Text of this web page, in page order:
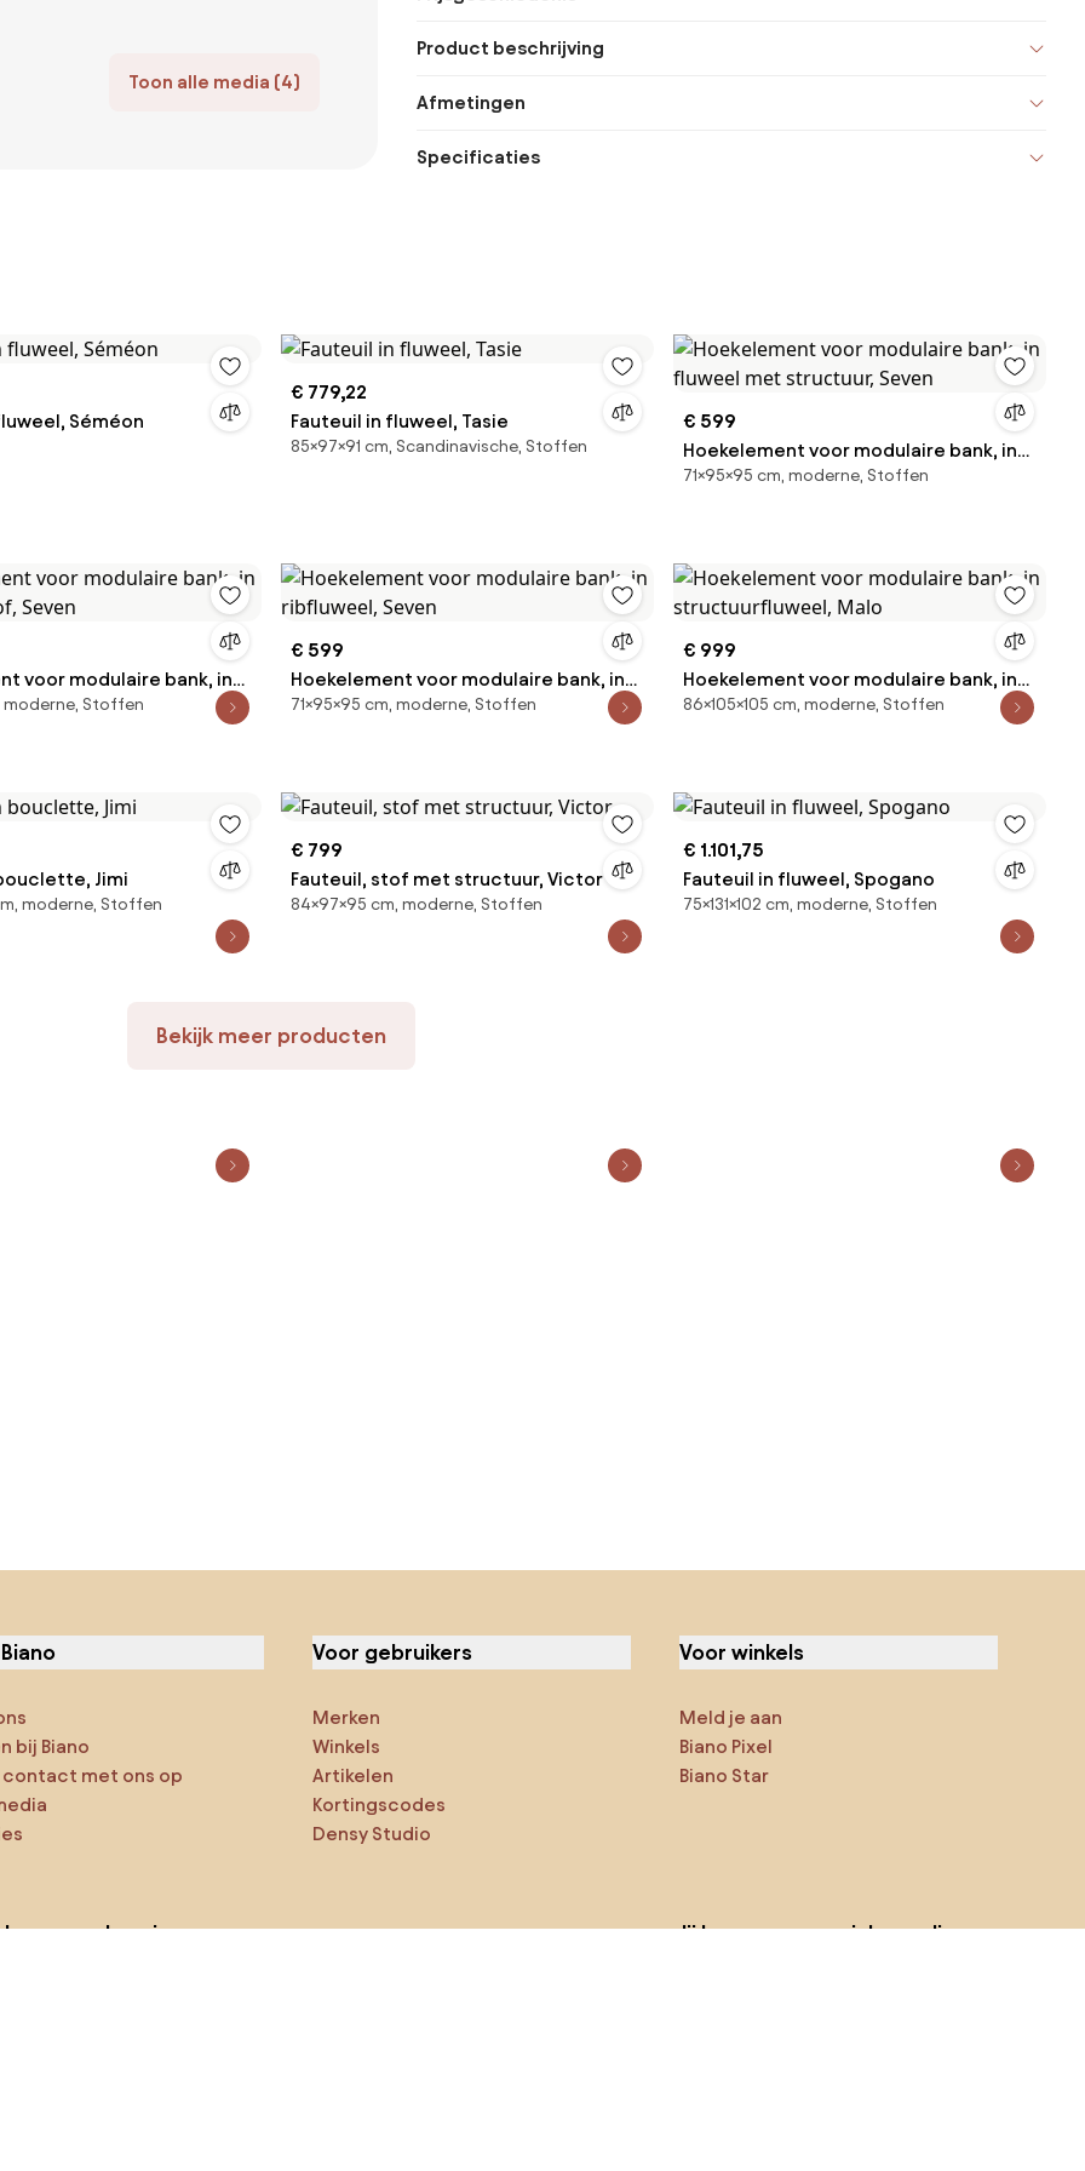
Toon alle media (4)
Product beschrijving
Afmetingen
Specificaties
Séméon
€ 779,22
Fauteuil in fluweel, Tasie
85×97×91 cm, Scandinavische, Stoffen
€ 599
Hoekelement voor modulaire bank, in
fluweel met structuur, Seven
71×95×95 cm, moderne, Stoffen
voor modulaire bank, in
Seven
moderne, Stoffen
€ 599
Hoekelement voor modulaire bank, in
ribfluweel, Seven
71×95×95 cm, moderne, Stoffen
€ 999
Hoekelement voor modulaire bank, in
structuurfluweel, Malo
86×105×105 cm, moderne, Stoffen
Jimi
moderne, Stoffen
€ 799
Fauteuil, stof met structuur, Victor
84×97×95 cm, moderne, Stoffen
€ 1.101,75
Fauteuil in fluweel, Spogano
75×131×102 cm, moderne, Stoffen
Bekijk meer producten
bij Biano
contact met ons op
Voor gebruikers
Merken
Winkels
Artikelen
Kortingscodes
Densy Studio
Voor winkels
Meld je aan
Biano Pixel
Biano Star
op verkenning
Jij kan ons op sociale media